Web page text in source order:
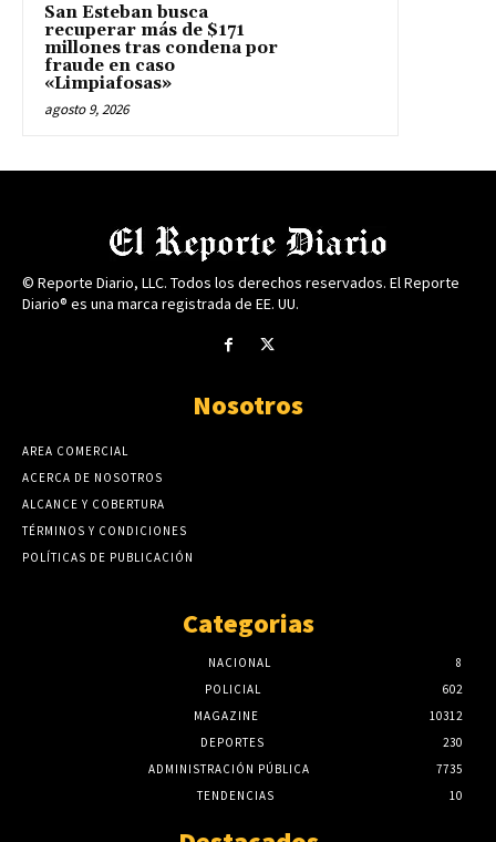
San Esteban busca
recuperar más de $171
millones tras condena por
fraude en caso
«Limpiafosas»
agosto 9, 2026
© Reporte Diario, LLC. Todos los derechos reservados. El Reporte
Diario® es una marca registrada de EE. UU.
Nosotros
AREA COMERCIAL
ACERCA DE NOSOTROS
ALCANCE Y COBERTURA
TÉRMINOS Y CONDICIONES
POLÍTICAS DE PUBLICACIÓN
Categorias
NACIONAL
8
POLICIAL
602
MAGAZINE
10312
DEPORTES
230
ADMINISTRACIÓN PÚBLICA
7735
TENDENCIAS
10